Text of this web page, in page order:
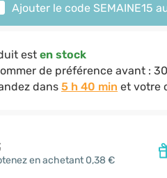
Ajouter le code SEMAINE15
est en stock
de préférence avant :
dans 5 h 40 min et votre
en achetant 0,38 €